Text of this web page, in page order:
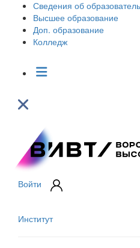
Сведения об
Высшее образование
Доп. образование
Колледж
Войти
Институт